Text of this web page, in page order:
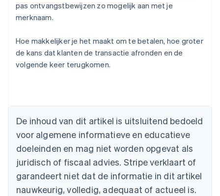
pas ontvangstbewijzen zo mogelijk aan met je
merknaam.
Hoe makkelijker je het maakt om te betalen, hoe groter
de kans dat klanten de transactie afronden en de
volgende keer terugkomen.
De inhoud van dit artikel is uitsluitend bedoeld
voor algemene informatieve en educatieve
doeleinden en mag niet worden opgevat als
juridisch of fiscaal advies. Stripe verklaart of
garandeert niet dat de informatie in dit artikel
nauwkeurig, volledig, adequaat of actueel is.
België
Brazilië
PortuguêsEnglish
Bulgarije
English
Canada
English Français
Cyprus
English